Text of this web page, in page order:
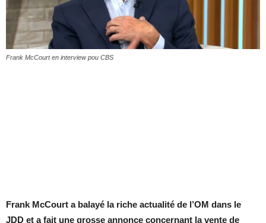
Frank McCourt en interview pou CBS
Frank McCourt a balayé la riche actualité de l’OM dans le
JDD et a fait une grosse annonce concernant la vente de